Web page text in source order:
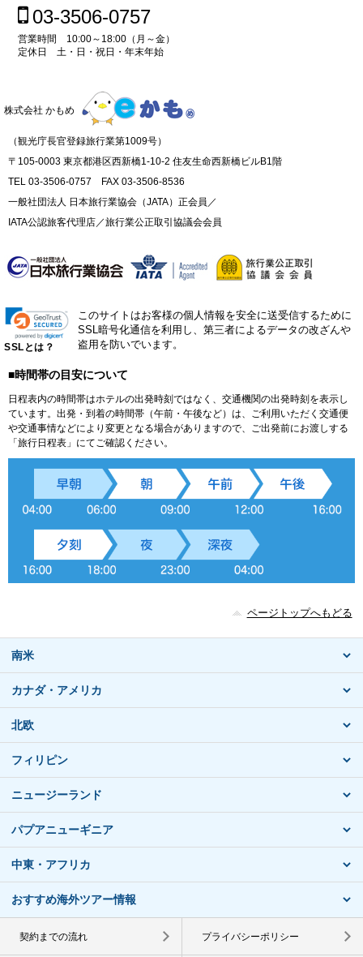
03-3506-0757
営業時間 10:00～18:00（月～金）
定休日 土・日・祝日・年末年始
株式会社 かもめ
（観光庁長官登録旅行業第1009号）
〒105-0003 東京都港区西新橋1-10-2 住友生命西新橋ビルB1階
TEL 03-3506-0757 FAX 03-3506-8536
一般社団法人 日本旅行業協会（JATA）正会員／
IATA公認旅客代理店／旅行業公正取引協議会会員
SSLとは？
このサイトはお客様の個人情報を安全に送受信するために
SSL暗号化通信を利用し、第三者によるデータの改ざんや
盗用を防いでいます。
■時間帯の目安について
日程表内の時間帯はホテルの出発時刻ではなく、交通機関の出発時刻を表示し
ています。出発・到着の時間帯（午前・午後など）は、ご利用いただく交通便
や交通事情などにより変更となる場合がありますので、ご出発前にお渡しする
「旅行日程表」にてご確認ください。
ページトップへもどる
南米
カナダ・アメリカ
北欧
フィリピン
ニュージーランド
パプアニューギニア
中東・アフリカ
おすすめ海外ツアー情報
契約までの流れ プライバシーポリシー